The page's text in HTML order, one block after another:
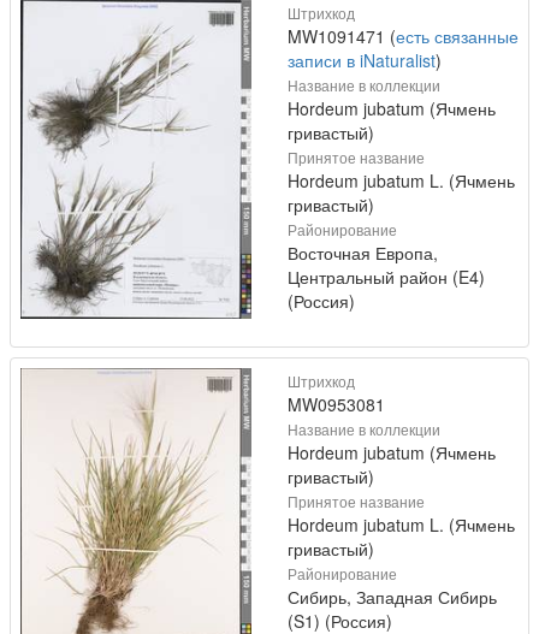
Штрихкод
MW1091471 (есть связанные
записи в iNaturalist)
Название в коллекции
Hordeum jubatum (Ячмень
гривастый)
Принятое название
Hordeum jubatum L. (Ячмень
гривастый)
Районирование
Восточная Европа,
Центральный район (E4)
(Россия)
Штрихкод
MW0953081
Название в коллекции
Hordeum jubatum (Ячмень
гривастый)
Принятое название
Hordeum jubatum L. (Ячмень
гривастый)
Районирование
Сибирь, Западная Сибирь
(S1) (Россия)